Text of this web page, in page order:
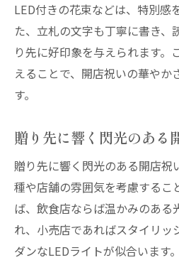
LED付きの花束などは、特別感
た、立札の文字も丁寧に書き、
り先に好印象を与えられます。
えることで、開店祝いの華やか
す。
贈り先に響く閃光のある
贈り先に響く閃光のある開店祝
種や店舗の雰囲気を考慮するこ
ば、飲食店ならば温かみのある
れ、小売店であればスタイリッ
ダンなLEDライトが似合います